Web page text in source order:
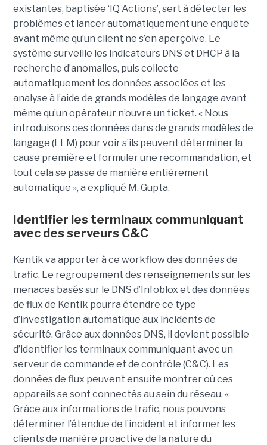
existantes, baptisée ‘IQ Actions’, sert à détecter les
problèmes et lancer automatiquement une enquête
avant même qu’un client ne s’en aperçoive. Le
système surveille les indicateurs DNS et DHCP à la
recherche d’anomalies, puis collecte
automatiquement les données associées et les
analyse à l’aide de grands modèles de langage avant
même qu’un opérateur n’ouvre un ticket. « Nous
introduisons ces données dans de grands modèles de
langage (LLM) pour voir s’ils peuvent déterminer la
cause première et formuler une recommandation, et
tout cela se passe de manière entièrement
automatique », a expliqué M. Gupta.
Identifier les terminaux communiquant
avec des serveurs C&C
Kentik va apporter à ce workflow des données de
trafic. Le regroupement des renseignements sur les
menaces basés sur le DNS d’Infoblox et des données
de flux de Kentik pourra étendre ce type
d’investigation automatique aux incidents de
sécurité. Grâce aux données DNS, il devient possible
d’identifier les terminaux communiquant avec un
serveur de commande et de contrôle (C&C). Les
données de flux peuvent ensuite montrer où ces
appareils se sont connectés au sein du réseau. «
Grâce aux informations de trafic, nous pouvons
déterminer l’étendue de l’incident et informer les
clients de manière proactive de la nature du